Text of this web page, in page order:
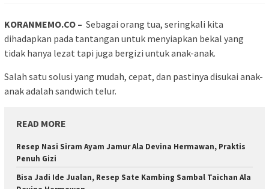
KORANMEMO.CO – Sebagai orang tua, seringkali kita
dihadapkan pada tantangan untuk menyiapkan bekal yang
tidak hanya lezat tapi juga bergizi untuk anak-anak.
Salah satu solusi yang mudah, cepat, dan pastinya disukai anak-
anak adalah sandwich telur.
READ MORE
Resep Nasi Siram Ayam Jamur Ala Devina Hermawan, Praktis
Penuh Gizi
Bisa Jadi Ide Jualan, Resep Sate Kambing Sambal Taichan Ala